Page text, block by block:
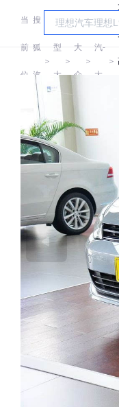
当
前
位
搜
狐
汽
车
＞
车
型
大
＞
大
众
＞
一
汽-
大
＞